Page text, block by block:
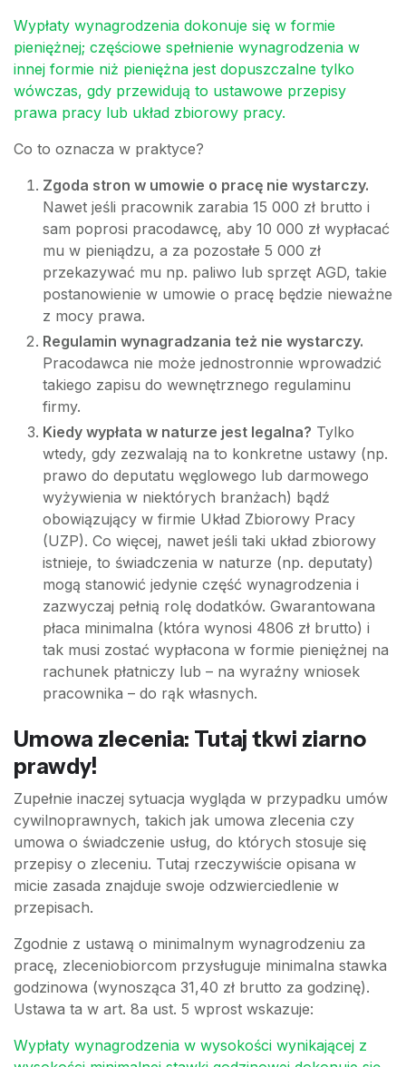
Wypłaty wynagrodzenia dokonuje się w formie
pieniężnej; częściowe spełnienie wynagrodzenia w
innej formie niż pieniężna jest dopuszczalne tylko
wówczas, gdy przewidują to ustawowe przepisy
prawa pracy lub układ zbiorowy pracy.
Co to oznacza w praktyce?
Zgoda stron w umowie o pracę nie wystarczy.
Nawet jeśli pracownik zarabia 15 000 zł brutto i
sam poprosi pracodawcę, aby 10 000 zł wypłacać
mu w pieniądzu, a za pozostałe 5 000 zł
przekazywać mu np. paliwo lub sprzęt AGD, takie
postanowienie w umowie o pracę będzie nieważne
z mocy prawa.
Regulamin wynagradzania też nie wystarczy.
Pracodawca nie może jednostronnie wprowadzić
takiego zapisu do wewnętrznego regulaminu
firmy.
Kiedy wypłata w naturze jest legalna? Tylko
wtedy, gdy zezwalają na to konkretne ustawy (np.
prawo do deputatu węglowego lub darmowego
wyżywienia w niektórych branżach) bądź
obowiązujący w firmie Układ Zbiorowy Pracy
(UZP). Co więcej, nawet jeśli taki układ zbiorowy
istnieje, to świadczenia w naturze (np. deputaty)
mogą stanowić jedynie część wynagrodzenia i
zazwyczaj pełnią rolę dodatków. Gwarantowana
płaca minimalna (która wynosi 4806 zł brutto) i
tak musi zostać wypłacona w formie pieniężnej na
rachunek płatniczy lub – na wyraźny wniosek
pracownika – do rąk własnych.
Umowa zlecenia: Tutaj tkwi ziarno
prawdy!
Zupełnie inaczej sytuacja wygląda w przypadku umów
cywilnoprawnych, takich jak umowa zlecenia czy
umowa o świadczenie usług, do których stosuje się
przepisy o zleceniu. Tutaj rzeczywiście opisana w
micie zasada znajduje swoje odzwierciedlenie w
przepisach.
Zgodnie z ustawą o minimalnym wynagrodzeniu za
pracę, zleceniobiorcom przysługuje minimalna stawka
godzinowa (wynosząca 31,40 zł brutto za godzinę).
Ustawa ta w art. 8a ust. 5 wprost wskazuje:
Wypłaty wynagrodzenia w wysokości wynikającej z